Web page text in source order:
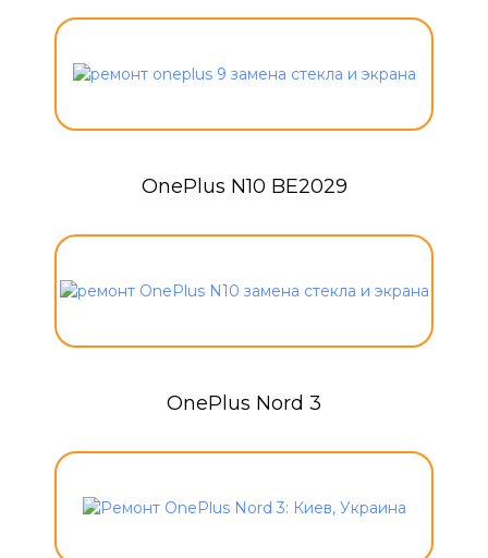
OnePlus N10 BE2029
OnePlus Nord 3